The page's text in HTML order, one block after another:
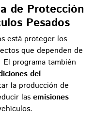
de Protección
Pesados
está proteger los
que dependen de
programa también
del
la producción de
las emisiones